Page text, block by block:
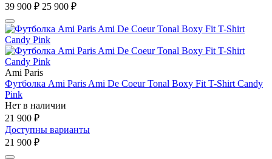
39 900 ₽ 25 900 ₽
Ami Paris
Футболка Ami Paris Ami De Coeur Tonal Boxy Fit T-Shirt Candy
Pink
Нет в наличии
21 900 ₽
Доступны варианты
21 900 ₽